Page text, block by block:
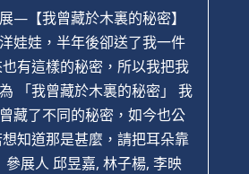
—【我曾藏於木裏的秘密】
娃娃，半年後卻送了我一件
有這樣的秘密，所以我把我
「我曾藏於木裏的秘密」 我
藏了不同的秘密，如今也公
知道那是甚麼，請把耳朵靠
人 邱昱嘉, 林子楊, 李映